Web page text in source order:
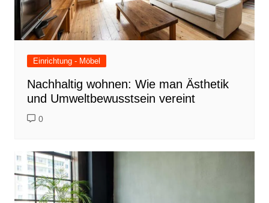
Einrichtung - Möbel
Nachhaltig wohnen: Wie man Ästhetik
und Umweltbewusstsein vereint
0